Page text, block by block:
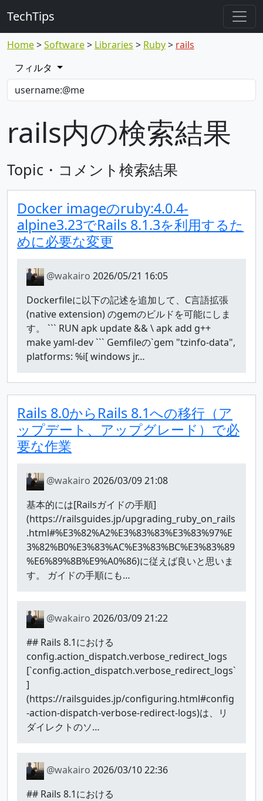
TechTips
Home Software Libraries Ruby
rails
フィルタ
rails内の検索結果
Topic・コメント検索結果
Docker imageのruby:4.0.4-
alpine3.23でRails 8.1.3を利用するた
めに必要な変更
@wakairo 2026/05/21 16:05
Dockerfileに以下の記述を追加して、C言語拡張
(native extension) のgemのビルドを可能にしま
す。 ``` RUN apk update && \ apk add g++
make yaml-dev ``` Gemfileの`gem "tzinfo-data",
platforms: %i[ windows jr…
Rails 8.0からRails 8.1への移行（ア
ップデート、アップグレード）で必
要な作業
@wakairo 2026/03/09 21:08
基本的には[Railsガイドの手順]
(https://railsguides.jp/upgrading_ruby_on_rails
.html#%E3%82%A2%E3%83%83%E3%83%97%E
3%82%B0%E3%83%AC%E3%83%BC%E3%83%89
%E6%89%8B%E9%A0%86)に従えば良いと思いま
す。 ガイドの手順にも…
@wakairo 2026/03/09 21:22
## Rails 8.1における
config.action_dispatch.verbose_redirect_logs
[`config.action_dispatch.verbose_redirect_logs`
]
(https://railsguides.jp/configuring.html#config
-action-dispatch-verbose-redirect-logs)は、リ
ダイレクトのソ…
@wakairo 2026/03/10 22:36
## Rails 8.1における